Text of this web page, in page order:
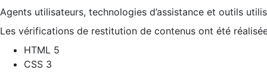
Agents utilisateurs, technologies d’assistance et outils
Les vérifications de restitution de contenus ont été
HTML 5
CSS 3